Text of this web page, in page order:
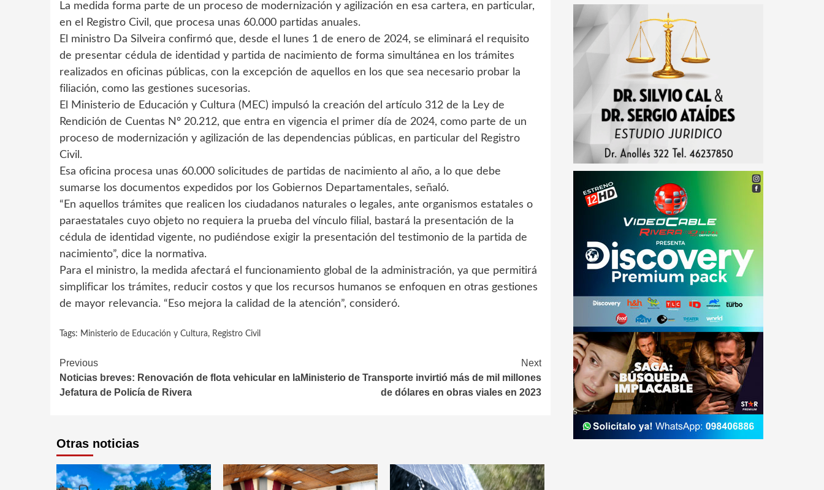
La medida forma parte de un proceso de modernización y agilización en esa cartera, en particular,
en el Registro Civil, que procesa unas 60.000 partidas anuales.
El ministro Da Silveira confirmó que, desde el lunes 1 de enero de 2024, se eliminará el requisito
de presentar cédula de identidad y partida de nacimiento de forma simultánea en los trámites
realizados en oficinas públicas, con la excepción de aquellos en los que sea necesario probar la
filiación, como las gestiones sucesorias.
El Ministerio de Educación y Cultura (MEC) impulsó la creación del artículo 312 de la Ley de
Rendición de Cuentas Nº 20.212, que entra en vigencia el primer día de 2024, como parte de un
proceso de modernización y agilización de las dependencias públicas, en particular del Registro
Civil.
Esa oficina procesa unas 60.000 solicitudes de partidas de nacimiento al año, a lo que debe
sumarse los documentos expedidos por los Gobiernos Departamentales, señaló.
“En aquellos trámites que realicen los ciudadanos naturales o legales, ante organismos estatales o
paraestatales cuyo objeto no requiera la prueba del vínculo filial, bastará la presentación de la
cédula de identidad vigente, no pudiéndose exigir la presentación del testimonio de la partida de
nacimiento”, dice la normativa.
Para el ministro, la medida afectará el funcionamiento global de la administración, ya que permitirá
simplificar los trámites, reducir costos y que los recursos humanos se enfoquen en otras gestiones
de mayor relevancia. “Eso mejora la calidad de la atención”, consideró.
Tags: Ministerio de Educación y Cultura, Registro Civil
Continue
Reading
Previous
Noticias breves: Renovación de flota vehicular en la
Jefatura de Policía de Rivera
Next
Ministerio de Transporte invirtió más de mil millones
de dólares en obras viales en 2023
Otras noticias